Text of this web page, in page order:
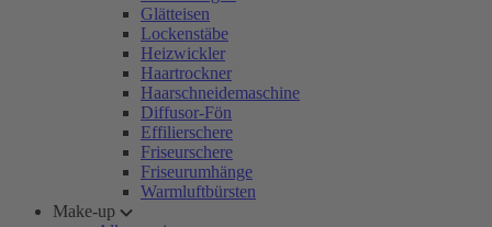
Glätteisen
Lockenstäbe
Heizwickler
Haartrockner
Haarschneidemaschine
Diffusor-Fön
Effilierschere
Friseurschere
Friseurumhänge
Warmluftbürsten
Make-up